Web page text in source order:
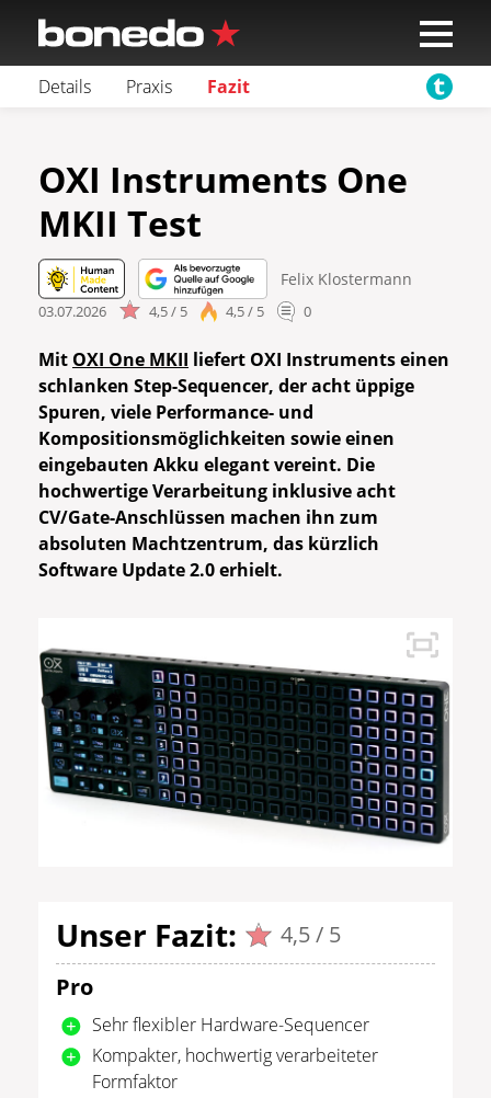
Details Praxis Fazit
OXI Instruments One
MKII Test
Felix Klostermann
03.07.2026 4,5 / 5 4,5 / 5 0
Mit OXI One MKII liefert OXI Instruments einen
schlanken Step-Sequencer, der acht üppige
Spuren, viele Performance- und
Kompositionsmöglichkeiten sowie einen
eingebauten Akku elegant vereint. Die
hochwertige Verarbeitung inklusive acht
CV/Gate-Anschlüssen machen ihn zum
absoluten Machtzentrum, das kürzlich
Software Update 2.0 erhielt.
Unser Fazit:
4,5 / 5
Pro
Sehr flexibler Hardware-Sequencer
Kompakter, hochwertig verarbeiteter
Formfaktor